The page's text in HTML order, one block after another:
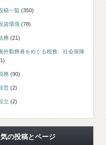
稿一覧 (350)
資環境 (78)
務 (21)
外勤務者をめぐる税務、社会保険
務 (90)
営 (2)
立 (2)
気の投稿とページ